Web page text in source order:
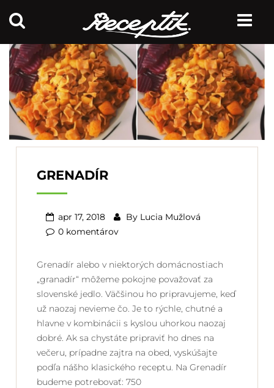
GRENADÍR
apr 17, 2018 By Lucia Mužlová
0 komentárov
Grenadír alebo v niektorých domácnostiach
„granadír“ môžeme pokojne považovať za
slovenské jedlo. Väčšinou ho pripravujeme, keď
už naozaj nevieme čo. Je to rýchle, chutné a
hlavne v kombinácii s kyslou uhorkou naozaj
dobré. Ak sa chystáte pripraviť ho dnes na
večeru, prípadne zajtra na obed, vyskúšajte
podľa nášho klasického receptu. Na Grenadír
budeme potrebovať: 750